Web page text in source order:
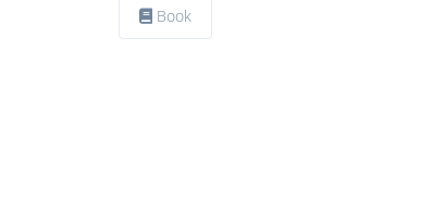
Book